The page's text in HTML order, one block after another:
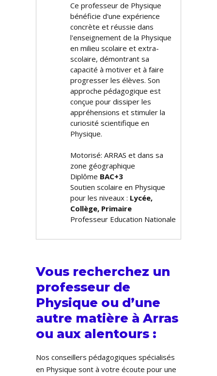
Ce professeur de Physique
bénéficie d'une expérience
concrète et réussie dans
l'enseignement de la Physique
en milieu scolaire et extra-
scolaire, démontrant sa
capacité à motiver et à faire
progresser les élèves. Son
approche pédagogique est
conçue pour dissiper les
appréhensions et stimuler la
curiosité scientifique en
Physique.
Motorisé: ARRAS et dans sa
zone géographique
Diplôme BAC+3
Soutien scolaire en Physique
pour les niveaux : Lycée,
Collège, Primaire
Professeur Education Nationale
Vous recherchez un
professeur de
Physique ou d’une
autre matière à Arras
ou aux alentours :
Nos conseillers pédagogiques spécialisés
en Physique sont à votre écoute pour une